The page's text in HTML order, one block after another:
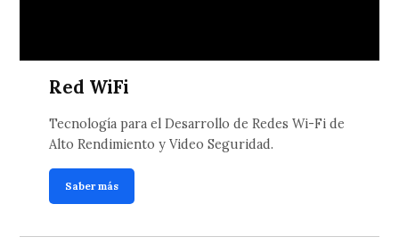
Red WiFi
Tecnología para el Desarrollo de Redes Wi-Fi de
Alto Rendimiento y Video Seguridad.
Saber más